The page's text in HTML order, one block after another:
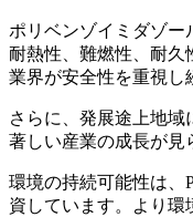
ポリベンゾイミダゾー
耐熱性、難燃性、耐久
業界が安全性を重視し
さらに、発展途上地
著しい産業の成長が見
環境の持続可能性は、
資しています。より環